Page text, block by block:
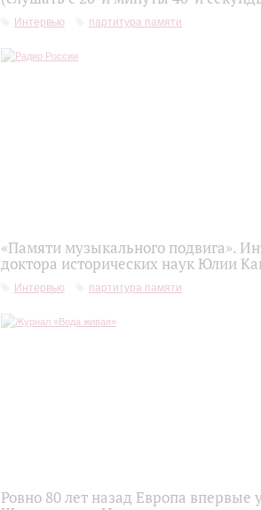
Интервью партитура памяти
«Памяти музыкального подвига».
доктора исторических наук Юлии
Интервью партитура памяти
Ровно 80 лет назад Европа